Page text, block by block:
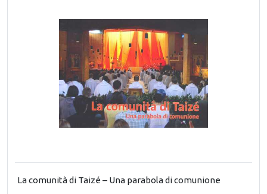
La comunità di Taizé – Una parabola di comunione